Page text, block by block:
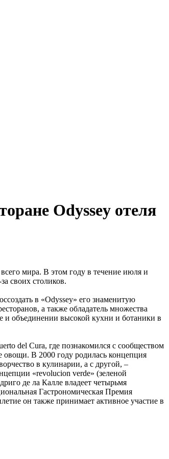
Odyssey отеля
мира. В этом году в течение июля и
своих столиков.
в «Odyssey» его знаменитую
а также обладатель множества
и объединении высокой кухни и ботаники в
del Cura, где познакомился с сообществом
овощи. В 2000 году родилась концепция
в кулинарии, а с другой, –
«revolucion verde» (зеленой
де ла Калле владеет четырьмя
Гастрономическая Премия
он также принимает активное участие в